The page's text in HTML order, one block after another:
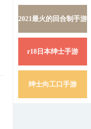
2021最火的回合制手游
r18日本绅士手游
绅士向工口手游